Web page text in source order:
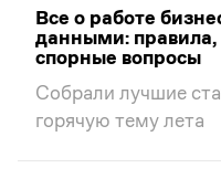
Все о работе
данными:
спорные вопросы
Собрали лучшие
горячую тему лета